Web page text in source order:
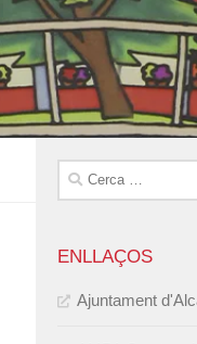
Cerca:
ENLLAÇOS
Ajuntament